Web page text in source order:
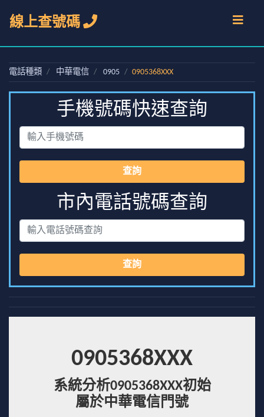
線上查號碼
電話種類 中華電信 0905 0905368XXX
手機號碼快速查詢
查詢
市內電話號碼查詢
查詢
0905368XXX
系統分析0905368XXX初始
屬於中華電信門號